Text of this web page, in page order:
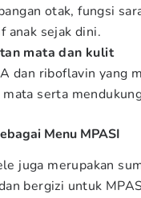
otak, fungsi
anak sejak dini.
mata dan kulit
dan riboflavin yang
serta
Menu MPASI
juga merupakan
bergizi untuk